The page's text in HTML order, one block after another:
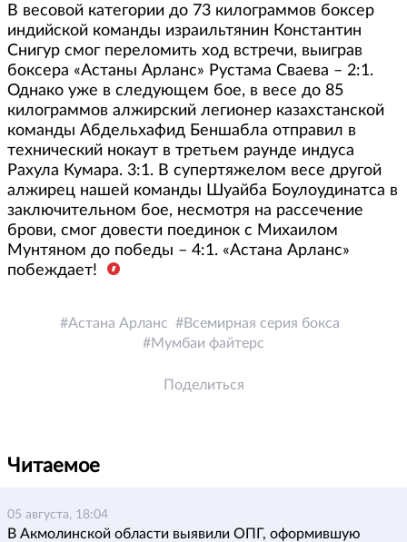
В весовой категории до 73 килограммов боксер
индийской команды израильтянин Константин
Снигур смог переломить ход встречи, выиграв
боксера «Астаны Арланс» Рустама Сваева – 2:1.
Однако уже в следующем бое, в весе до 85
килограммов алжирский легионер казахстанской
команды Абдельхафид Беншабла отправил в
технический нокаут в третьем раунде индуса
Рахула Кумара. 3:1. В супертяжелом весе другой
алжирец нашей команды Шуайба Боулоудинатса в
заключительном бое, несмотря на рассечение
брови, смог довести поединок с Михаилом
Мунтяном до победы – 4:1. «Астана Арланс»
побеждает!
Астана Арланс
Всемирная серия бокса
Мумбаи файтерс
Поделиться
Читаемое
05 августа, 18:04
В Акмолинской области выявили ОПГ, оформившую